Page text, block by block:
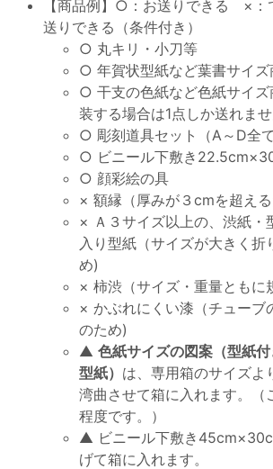
【商品例】○：お送りできる ×
送りできる（条件付き）
○ 丸キリ・小刀等
○ 年賀状型紙など葉書サイズ
○ 干支の色紙など色紙サイ
装する場合は1点しか送れませ
○ 彫刻道具セット（A～D全て
○ ビニール下敷き
○ 顔彩絵の具
× 額縁（厚みが３cmを超え
× Ａ３サイズ以上の、渋紙・
入り型紙（サイズが大きく折
め)
× 柿渋（サイズ・重量ともに
× かぶれにくい漆（チューブ
のため)
▲ 色紙サイズの図案（型紙
型紙） は、専用箱のサイズよ
湾曲させて箱に入れます。（
程度です。）
▲ ビニール下敷き
げて箱に入れます。